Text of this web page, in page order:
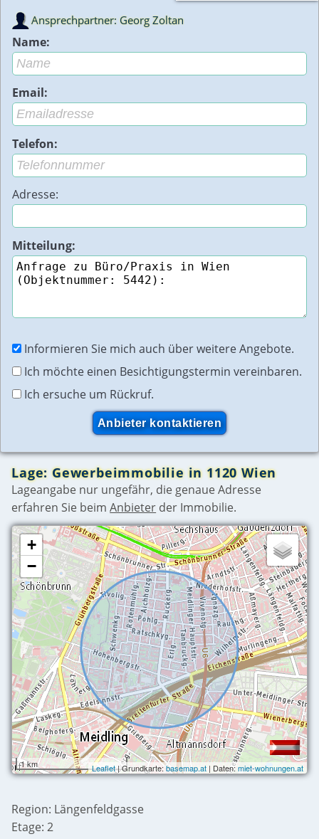
Ansprechpartner: Georg Zoltan
Name:
Email:
Telefon:
Adresse:
Mitteilung:
Informieren Sie mich auch über weitere Angebote.
Ich möchte einen Besichtigungstermin vereinbaren.
Ich ersuche um Rückruf.
Lage: Gewerbeimmobilie in 1120 Wien
Lageangabe nur ungefähr, die genaue Adresse
erfahren Sie beimAnbieter der Immobilie.
+
−
1 km Leaflet| Grundkarte:basemap.at| Daten:miet-wohnungen.at
Region: Längenfeldgasse
Etage: 2